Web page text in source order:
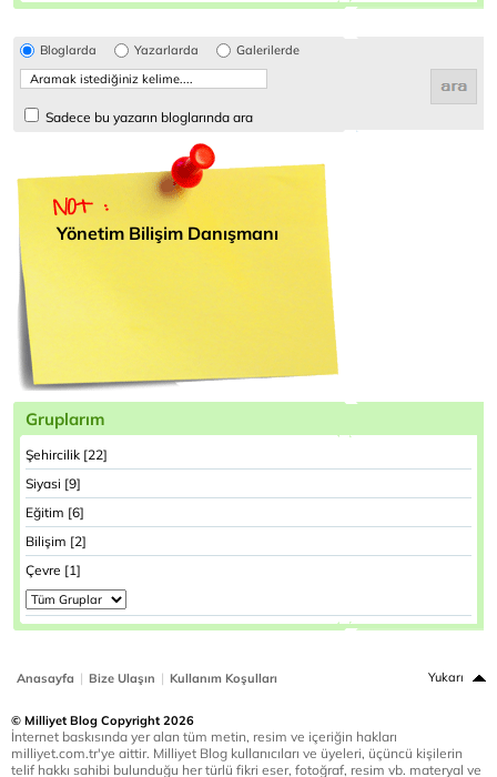
Bloglarda Yazarlarda Galerilerde
Sadece bu yazarın bloglarında ara
Yönetim Bilişim Danışmanı
Gruplarım
Şehircilik [22]
Siyasi [9]
Eğitim [6]
Bilişim [2]
Çevre [1]
Anasayfa | Bize Ulaşın | Kullanım Koşulları Yukarı
© Milliyet Blog Copyright 2026
İnternet baskısında yer alan tüm metin, resim ve içeriğin hakları
milliyet.com.tr'ye aittir. Milliyet Blog kullanıcıları ve üyeleri, üçüncü kişilerin
telif hakkı sahibi bulunduğu her türlü fikri eser, fotoğraf, resim vb. materyal ve